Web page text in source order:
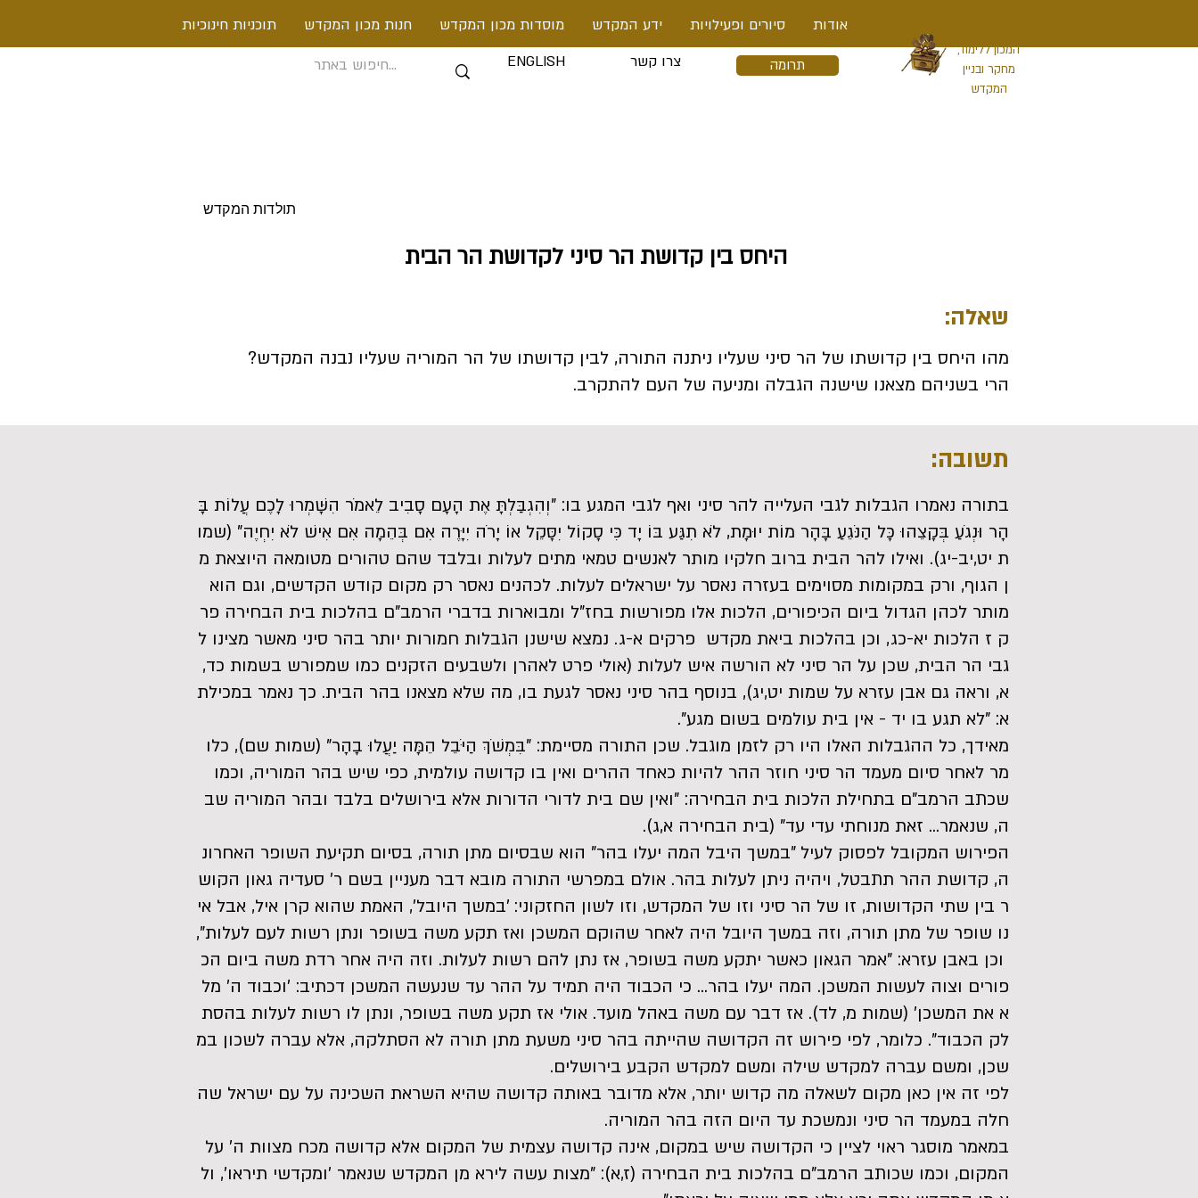
אודות סיורים ופעילויות ידע המקדש מוסדות מכון המקדש חנות מכון המקדש
תוכניות חינוכיות
ENGLISH
צרו קשר תרומה
המכון ללימוד,
מחקר ובניין
המקדש
תולדות המקדש
היחס בין קדושת הר סיני לקדושת הר הבית
שאלה:
מהו היחס בין קדושתו של הר סיני שעליו ניתנה התורה, לבין קדושתו של הר המוריה שעליו נבנה המקדש?
הרי בשניהם מצאנו שישנה הגבלה ומניעה של העם להתקרב.
תשובה:
בתורה נאמרו הגבלות לגבי העלייה להר סיני ואף לגבי המגע בו: "וְהִגְבַּלְתָּ אֶת הָעָם סָבִיב לֵאמֹר הִשָּׁמְרוּ לָכֶם עֲלוֹת בָּ
הָר וּנְגֹעַ בְּקָצֵהוּ כָּל הַנֹּגֵעַ בָּהָר מוֹת יוּמָת, לֹא תִגַּע בּוֹ יָד כִּי סָקוֹל יִסָּקֵל אוֹ יָרֹה יִיָּרֶה אִם בְּהֵמָה אִם אִישׁ לֹא יִחְיֶה" (שמו
ת יט,יב-יג). ואילו להר הבית ברוב חלקיו מותר לאנשים טמאי מתים לעלות ובלבד שהם טהורים מטומאה היוצאת מ
ן הגוף, ורק במקומות מסוימים בעזרה נאסר על ישראלים לעלות. לכהנים נאסר רק מקום קודש הקדשים, וגם הוא
מותר לכהן הגדול ביום הכיפורים, הלכות אלו מפורשות בחז"ל ומבוארות בדברי הרמב"ם בהלכות בית הבחירה פר
ק ז הלכות יא-כג, וכן בהלכות ביאת מקדש פרקים א-ג. נמצא שישנן הגבלות חמורות יותר בהר סיני מאשר מצינו ל
גבי הר הבית, שכן על הר סיני לא הורשה איש לעלות (אולי פרט לאהרן ולשבעים הזקנים כמו שמפורש בשמות כד,
א, וראה גם אבן עזרא על שמות יט,יג), בנוסף בהר סיני נאסר לגעת בו, מה שלא מצאנו בהר הבית. כך נאמר במכילת
א: "לא תגע בו יד - אין בית עולמים בשום מגע".
מאידך, כל ההגבלות האלו היו רק לזמן מוגבל. שכן התורה מסיימת: "בִּמְשֹׁךְ הַיֹּבֵל הֵמָּה יַעֲלוּ בָהָר" (שמות שם), כלו
מר לאחר סיום מעמד הר סיני חוזר ההר להיות כאחד ההרים ואין בו קדושה עולמית, כפי שיש בהר המוריה, וכמו
שכתב הרמב"ם בתחילת הלכות בית הבחירה: "ואין שם בית לדורי הדורות אלא בירושלים בלבד ובהר המוריה שב
ה, שנאמר... זאת מנוחתי עדי עד" (בית הבחירה א,ג).
הפירוש המקובל לפסוק לעיל "במשך היבל המה יעלו בהר" הוא שבסיום מתן תורה, בסיום תקיעת השופר האחרונ
ה, קדושת ההר תתבטל, ויהיה ניתן לעלות בהר. אולם במפרשי התורה מובא דבר מעניין בשם ר' סעדיה גאון הקוש
ר בין שתי הקדושות, זו של הר סיני וזו של המקדש, וזו לשון החזקוני: 'במשך היובל', האמת שהוא קרן איל, אבל אי
נו שופר של מתן תורה, וזה במשך היובל היה לאחר שהוקם המשכן ואז תקע משה בשופר ונתן רשות לעם לעלות",
וכן באבן עזרא: "אמר הגאון כאשר יתקע משה בשופר, אז נתן להם רשות לעלות. וזה היה אחר רדת משה ביום הכ
פורים וצוה לעשות המשכן. המה יעלו בהר... כי הכבוד היה תמיד על ההר עד שנעשה המשכן דכתיב: 'וכבוד ה' מל
א את המשכן' (שמות מ, לד). אז דבר עם משה באהל מועד. אולי אז תקע משה בשופר, ונתן לו רשות לעלות בהסת
לק הכבוד". כלומר, לפי פירוש זה הקדושה שהייתה בהר סיני משעת מתן תורה לא הסתלקה, אלא עברה לשכון במ
שכן, ומשם עברה למקדש שילה ומשם למקדש הקבע בירושלים.
לפי זה אין כאן מקום לשאלה מה קדוש יותר, אלא מדובר באותה קדושה שהיא השראת השכינה על עם ישראל שה
חלה במעמד הר סיני ונמשכת עד היום הזה בהר המוריה.
במאמר מוסגר ראוי לציין כי הקדושה שיש במקום, אינה קדושה עצמית של המקום אלא קדושה מכח מצוות ה' על
המקום, וכמו שכותב הרמב"ם בהלכות בית הבחירה (ז,א): "מצות עשה לירא מן המקדש שנאמר 'ומקדשי תיראו', ול